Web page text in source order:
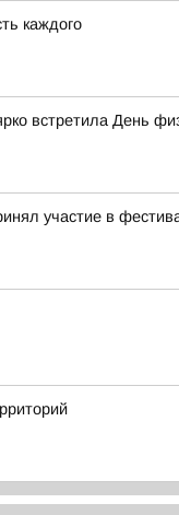
каждого
встретила День
участие в